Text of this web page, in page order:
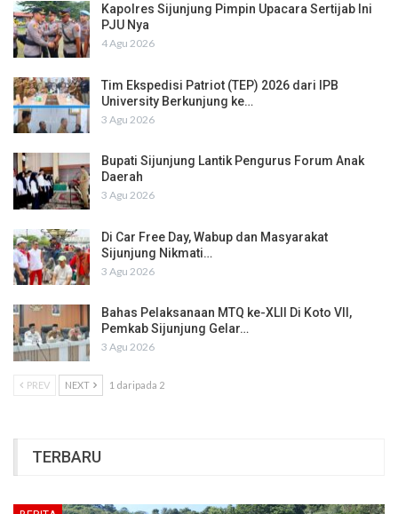
Kapolres Sijunjung Pimpin Upacara Sertijab Ini
PJU Nya
4 Agu 2026
Tim Ekspedisi Patriot (TEP) 2026 dari IPB
University Berkunjung ke…
3 Agu 2026
Bupati Sijunjung Lantik Pengurus Forum Anak
Daerah
3 Agu 2026
Di Car Free Day, Wabup dan Masyarakat
Sijunjung Nikmati…
3 Agu 2026
Bahas Pelaksanaan MTQ ke-XLII Di Koto VII,
Pemkab Sijunjung Gelar…
3 Agu 2026
PREV NEXT 1 daripada 2
TERBARU